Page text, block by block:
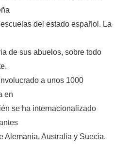
del estado español. La
de sus abuelos, sobre todo
a unos 1000
en
se ha internacionalizado
Alemania, Australia y Suecia.